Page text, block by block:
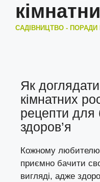
САДІВНИЦТВО - ПОРАДИ
Як
кімнатних
рецепти для
здоров’я
Кожному любителю
приємно бачити
вигляді, адже